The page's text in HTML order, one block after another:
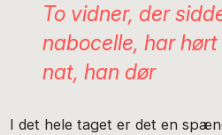
To vidner, der
nabocelle, har
nat, han dør
I det hele taget er det en